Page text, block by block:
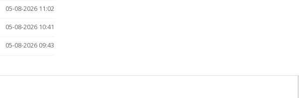
05-08-2026 11:02
05-08-2026 10:41
05-08-2026 09:43